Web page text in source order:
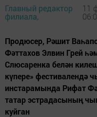
Главный редактор
филиала,
11
Продюсер, Рәшит
Фәттахов Элвин Грей
Слюсаренка белән
күпере» фестивалендә
инстарамында Рифат
татар эстрадасының
куйган